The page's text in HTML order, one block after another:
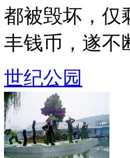
都被毁坏，仅
丰钱币，遂不
世纪公园